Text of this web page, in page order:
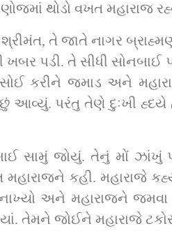
થોડો વખત મહારાજ
તે જાતે નાગર
પડી. તે સીધી સોનબાઈ
કરીને જમાડ અને
આવ્યું. પરંતુ તેણે દુઃખી હ્દયે
સામું જોયું. તેનું મોં
કહી. મહારાજે
અને મહારાજને જમવા
તેમને જોઈને મહારાજે